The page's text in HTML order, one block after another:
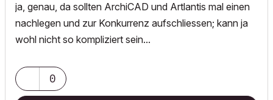
ja, genau, da sollten ArchiCAD und Artlantis mal einen
nachlegen und zur Konkurrenz aufschliessen; kann ja
wohl nicht so kompliziert sein...
0